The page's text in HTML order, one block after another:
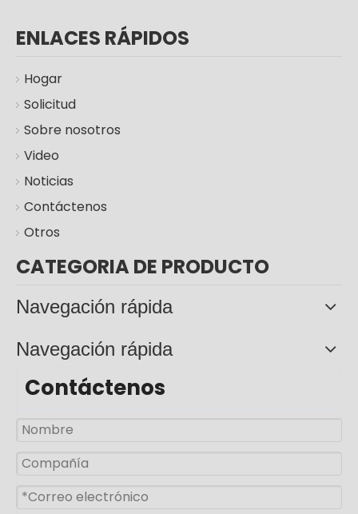
ENLACES RÁPIDOS
Hogar
Solicitud
Sobre nosotros
Video
Noticias
Contáctenos
Otros
CATEGORIA DE PRODUCTO
Navegación rápida
Navegación rápida
Contáctenos